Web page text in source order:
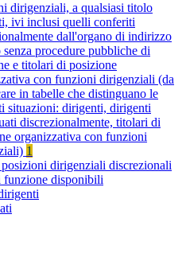
dirigenziali, a qualsiasi titolo
ivi inclusi quelli conferiti
dall'organo di indirizzo
procedure pubbliche di
e titolari di posizione
con funzioni dirigenziali (da
in tabelle che distinguano le
situazioni: dirigenti, dirigenti
discrezionalmente, titolari di
organizzativa con funzioni
1
dirigenziali discrezionali
funzione disponibili